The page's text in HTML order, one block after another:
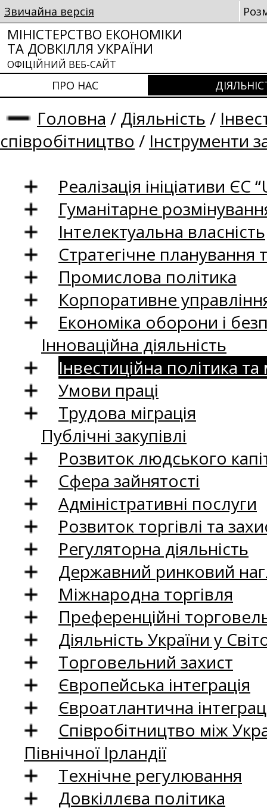
Звичайна версія
МІНІСТЕРСТВО ЕКОНОМІКИ
ТА ДОВКІЛЛЯ УКРАЇНИ
ОФІЦІЙНИЙ ВЕБ-САЙТ
ПРО НАС
Головна / Діяльність /
співробітництво / Інструменти
Реалізація ініціативи ЄС
Гуманітарне
Інтелектуальна власність
Стратегічне
Промислова політика
Корпоративне
Економіка оборони і
Інноваційна діяльність
Інвестиційна політика
Умови праці
Трудова міграція
Публічні закупівлі
Розвиток людського
Сфера зайнятості
Адміністративні послуги
Розвиток торгівлі та
Регуляторна діяльність
Державний ринковий
Міжнародна торгівля
Преференційні
Діяльність України у
Торговельний захист
Європейська інтеграція
Євроатлантична
Співробітництво між
Північної Ірландії
Технічне регулювання
Довкіллєва політика